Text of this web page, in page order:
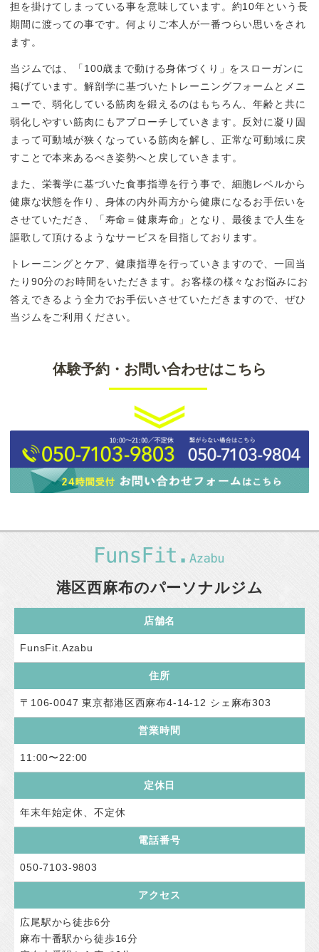
担を掛けてしまっている事を意味しています。約10年という長
期間に渡っての事です。何よりご本人が一番つらい思いをされ
ます。
当ジムでは、「100歳まで動ける身体づくり」をスローガンに
掲げています。解剖学に基づいたトレーニングフォームとメニ
ューで、弱化している筋肉を鍛えるのはもちろん、年齢と共に
弱化しやすい筋肉にもアプローチしていきます。反対に凝り固
まって可動域が狭くなっている筋肉を解し、正常な可動域に戻
すことで本来あるべき姿勢へと戻していきます。
また、栄養学に基づいた食事指導を行う事で、細胞レベルから
健康な状態を作り、身体の内外両方から健康になるお手伝いを
させていただき、「寿命＝健康寿命」となり、最後まで人生を
謳歌して頂けるようなサービスを目指しております。
トレーニングとケア、健康指導を行っていきますので、一回当
たり90分のお時間をいただきます。お客様の様々なお悩みにお
答えできるよう全力でお手伝いさせていただきますので、ぜひ
当ジムをご利用ください。
体験予約・お問い合わせはこちら
港区西麻布のパーソナルジム
店舗名
FunsFit.Azabu
住所
〒106-0047 東京都港区西麻布4-14-12 シェ麻布303
営業時間
11:00〜22:00
定休日
年末年始定休、不定休
電話番号
050-7103-9803
アクセス
広尾駅から徒歩6分
麻布十番駅から徒歩16分